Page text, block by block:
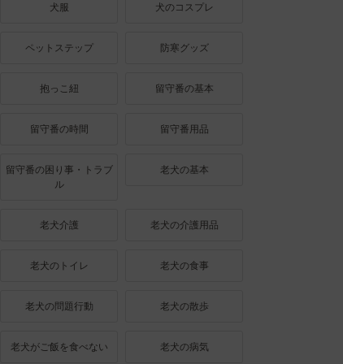
犬服 犬のコスプレ
ペットステップ 防寒グッズ
抱っこ紐 留守番の基本
留守番の時間 留守番用品
留守番の困り事・トラブ
ル
老犬の基本
老犬介護 老犬の介護用品
老犬のトイレ 老犬の食事
老犬の問題行動 老犬の散歩
老犬がご飯を食べない 老犬の病気